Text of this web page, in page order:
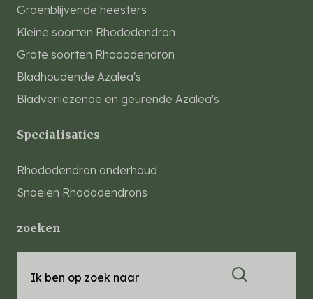
Groenblijvende heesters
Kleine soorten Rhododendron
Grote soorten Rhododendron
Bladhoudende Azalea's
Bladverliezende en geurende Azalea's
Specialisaties
Rhododendron onderhoud
Snoeien Rhododendrons
zoeken
Ik ben op zoek naar